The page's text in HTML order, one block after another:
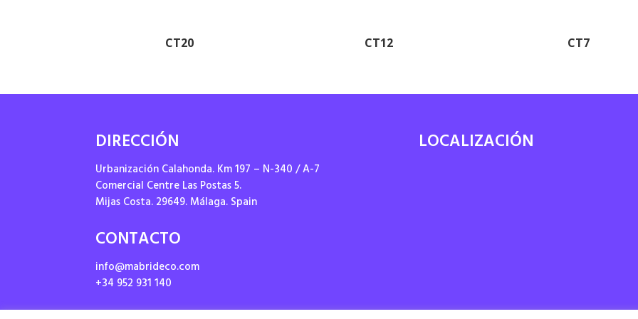
CT20 CT12 CT7
DIRECCIÓN
Urbanización Calahonda. Km 197 – N-340 / A-7
Comercial Centre Las Postas 5.
Mijas Costa. 29649. Málaga. Spain
CONTACTO
info@mabrideco.com
+34 952 931 140
LOCALIZACIÓN